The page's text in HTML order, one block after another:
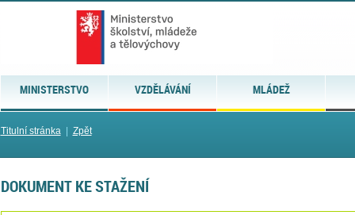
MINISTERSTVO VZDĚLÁVÁNÍ MLÁDEŽ
Titulní stránka| Zpět
DOKUMENT KE STAŽENÍ